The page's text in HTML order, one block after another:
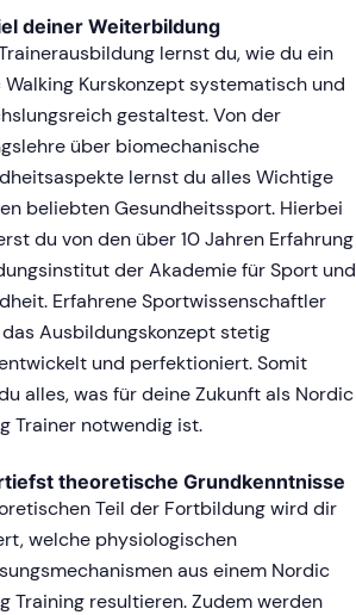
deiner Weiterbildung
lernst du, wie du ein
Walking Kurskonzept systematisch und
gestaltest. Von der
über biomechanische
lernst du alles Wichtige
beliebten Gesundheitssport. Hierbei
du von den über 10 Jahren Erfahrung
der Akademie für Sport und
Erfahrene Sportwissenschaftler
Ausbildungskonzept stetig
und perfektioniert. Somit
alles, was für deine Zukunft als Nordic
Trainer notwendig ist.
theoretische Grundkenntnisse
Teil der Fortbildung wird dir
welche physiologischen
aus einem Nordic
Training resultieren. Zudem werden